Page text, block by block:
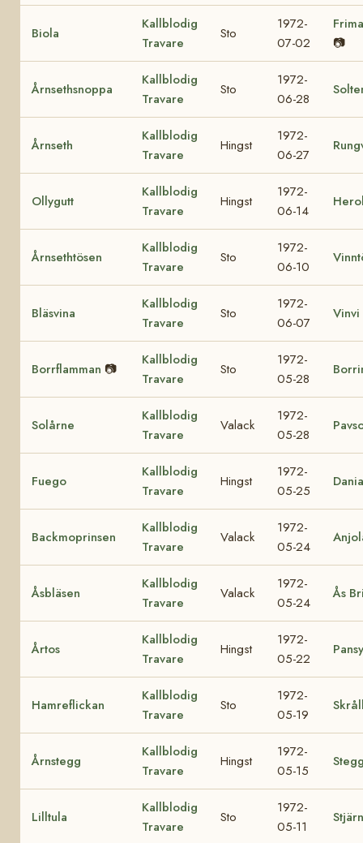
Biola
Kallblodig
Travare
Sto
1972-
07-02
📷
Årnsethsnoppa
Kallblodig
Travare
Sto
1972-
06-28
Årnseth
Kallblodig
Travare
Hingst
1972-
06-27
Ollygutt
Kallblodig
Travare
Hingst
1972-
06-14
Årnsethtösen
Kallblodig
Travare
Sto
1972-
06-10
Bläsvina
Kallblodig
Travare
Sto
1972-
06-07
Vinvi
Borrflamman 📷
Kallblodig
Travare
Sto
1972-
05-28
Solårne
Kallblodig
Travare
Valack
1972-
05-28
Fuego
Kallblodig
Travare
Hingst
1972-
05-25
Dania
Backmoprinsen
Kallblodig
Travare
Valack
1972-
05-24
Åsbläsen
Kallblodig
Travare
Valack
1972-
05-24
Ås
Årtos
Kallblodig
Travare
Hingst
1972-
05-22
Pansy
Hamreflickan
Kallblodig
Travare
Sto
1972-
05-19
Årnstegg
Kallblodig
Travare
Hingst
1972-
05-15
Lilltula
Kallblodig
Travare
Sto
1972-
05-11